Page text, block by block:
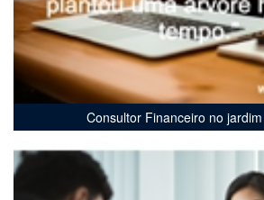
Consultor Financeiro no